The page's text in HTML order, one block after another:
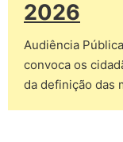
2026
Audiência
convoca os
da definição das